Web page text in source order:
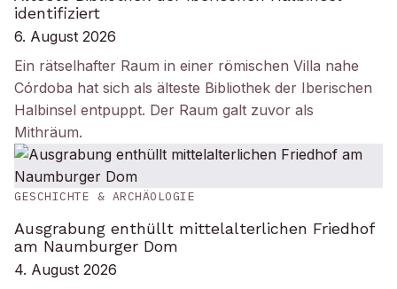
identifiziert
6. August 2026
Ein rätselhafter Raum in einer römischen Villa nahe
Córdoba hat sich als älteste Bibliothek der Iberischen
Halbinsel entpuppt. Der Raum galt zuvor als
Mithräum.
GESCHICHTE & ARCHÄOLOGIE
Ausgrabung enthüllt mittelalterlichen Friedhof
am Naumburger Dom
4. August 2026